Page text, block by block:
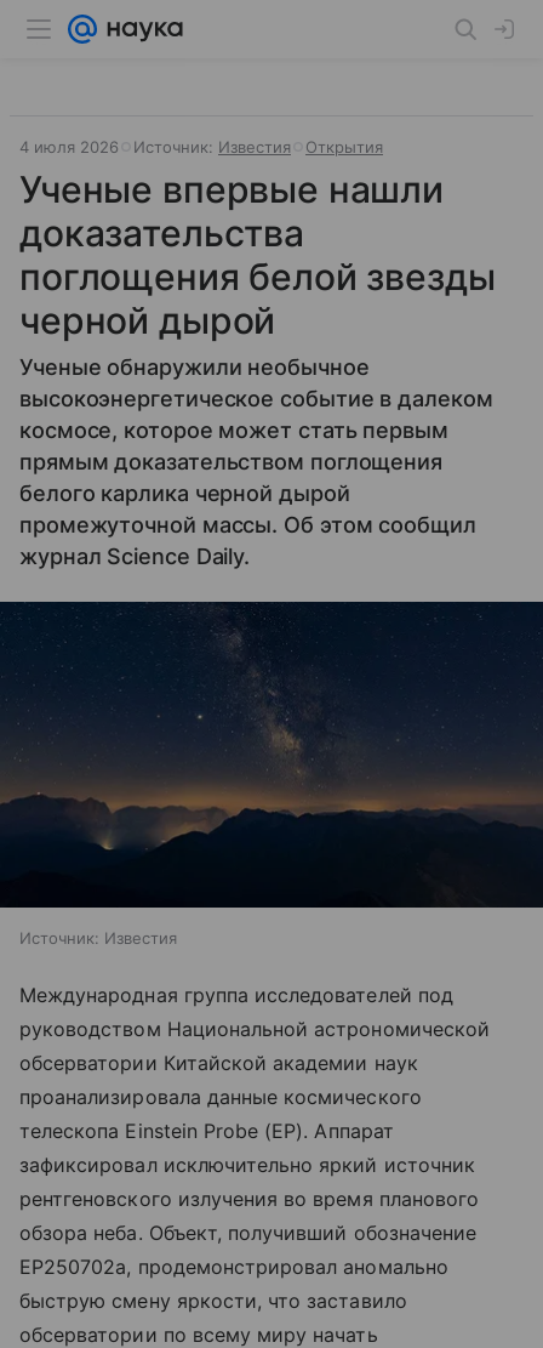
4 июля 2026 Источник: Известия Открытия
Ученые впервые нашли
доказательства
поглощения белой звезды
черной дырой
Ученые обнаружили необычное
высокоэнергетическое событие в далеком
космосе, которое может стать первым
прямым доказательством поглощения
белого карлика черной дырой
промежуточной массы. Об этом сообщил
журнал Science Daily.
Источник: Известия
Международная группа исследователей под
руководством Национальной астрономической
обсерватории Китайской академии наук
проанализировала данные космического
телескопа Einstein Probe (EP). Аппарат
зафиксировал исключительно яркий источник
рентгеновского излучения во время планового
обзора неба. Объект, получивший обозначение
EP250702a, продемонстрировал аномально
быструю смену яркости, что заставило
обсерватории по всему миру начать